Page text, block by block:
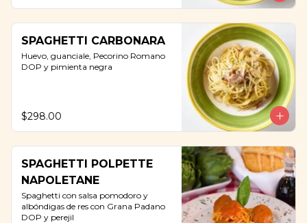
SPAGHETTI CARBONARA
Huevo, guanciale, Pecorino Romano
DOP y pimienta negra
$298.00
SPAGHETTI POLPETTE
NAPOLETANE
Spaghetti con salsa pomodoro y
albóndigas de res con Grana Padano
DOP y perejil